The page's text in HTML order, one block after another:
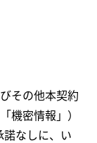
その他本契約
機密情報」）
諾なしに、い